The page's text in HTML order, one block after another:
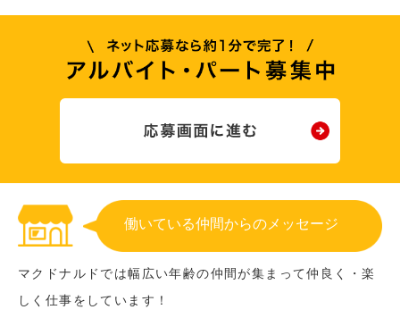
働いている仲間からのメッセージ
マクドナルドでは幅広い年齢の仲間が集まって仲良く・楽
しく仕事をしています！